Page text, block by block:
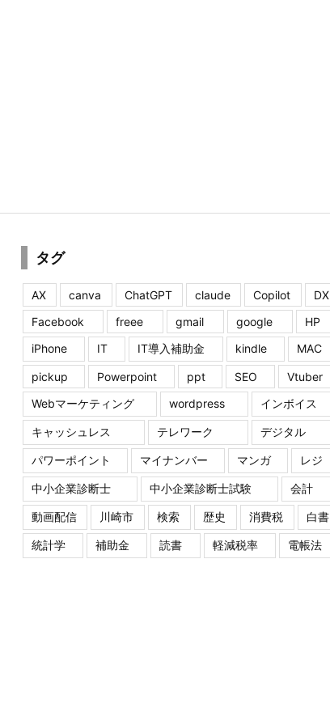
タグ
AX canva ChatGPT claude Copilot
DX
Facebook
freee gmail google
HP
iPhone
IT IT導入補助金 kindle MAC
pickup Powerpoint ppt SEO
Vtuber
Webマーケティング
wordpress インボイス
キャッシュレス テレワーク デジタル
パワーポイント マイナンバー マンガ レジ
中小企業診断士 中小企業診断士試験 会計
動画配信 川崎市 検索 歴史 消費税 白書
統計学 補助金 読書 軽減税率 電帳法